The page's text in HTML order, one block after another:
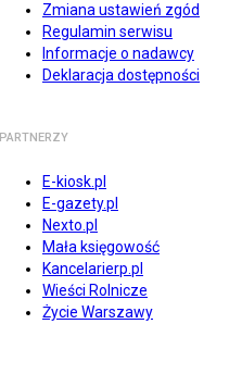
Zmiana ustawień zgód
Regulamin serwisu
Informacje o nadawcy
Deklaracja dostępności
PARTNERZY
E-kiosk.pl
E-gazety.pl
Nexto.pl
Mała księgowość
Kancelarierp.pl
Wieści Rolnicze
Życie Warszawy